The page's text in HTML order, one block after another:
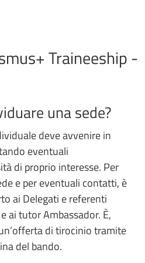
Traineeship -
una sede?
deve avvenire in
eventuali
di proprio interesse. Per
e per eventuali contatti, è
ai Delegati e referenti
ai tutor Ambassador. È,
di tirocinio tramite
del bando.